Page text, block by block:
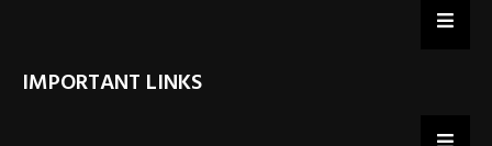
IMPORTANT LINKS